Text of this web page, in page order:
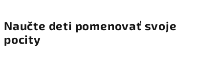
Naučte deti pomenovať svoje
pocity